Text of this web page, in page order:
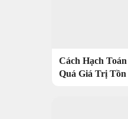
Cách Hạch
Quá Giá Trị